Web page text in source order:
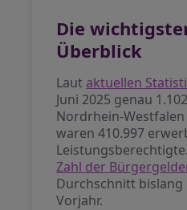
Die
Überblick
Laut aktuellen
Juni 2025 genau
Nordrhein-
waren 410.997
Zahl der
Durchschnitt
Vorjahr.